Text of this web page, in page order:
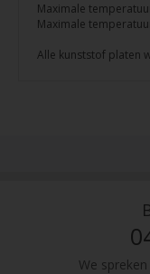
Maximale
Maximale
Alle kunststof platen
We